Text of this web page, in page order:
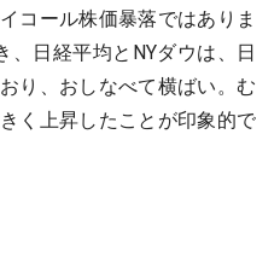
コール株価暴落ではありま
、日経平均とNYダウは、日
り、おしなべて横ばい。む
く上昇したことが印象的で